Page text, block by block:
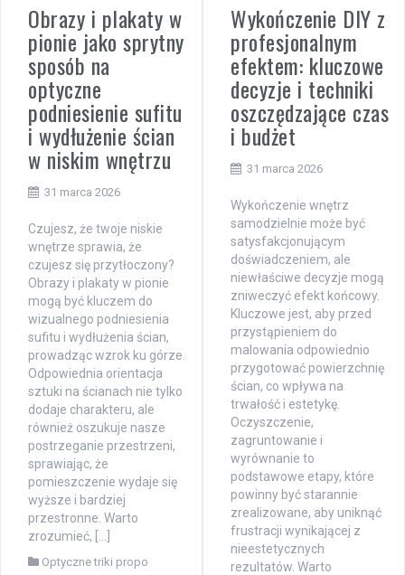
Obrazy i plakaty w
pionie jako sprytny
sposób na
optyczne
podniesienie sufitu
i wydłużenie ścian
w niskim wnętrzu
31 marca 2026
Czujesz, że twoje niskie
wnętrze sprawia, że
czujesz się przytłoczony?
Obrazy i plakaty w pionie
mogą być kluczem do
wizualnego podniesienia
sufitu i wydłużenia ścian,
prowadząc wzrok ku górze.
Odpowiednia orientacja
sztuki na ścianach nie tylko
dodaje charakteru, ale
również oszukuje nasze
postrzeganie przestrzeni,
sprawiając, że
pomieszczenie wydaje się
wyższe i bardziej
przestronne. Warto
zrozumieć, […]
Optyczne triki propo
Wykończenie DIY z
profesjonalnym
efektem: kluczowe
decyzje i techniki
oszczędzające czas
i budżet
31 marca 2026
Wykończenie wnętrz
samodzielnie może być
satysfakcjonującym
doświadczeniem, ale
niewłaściwe decyzje mogą
zniweczyć efekt końcowy.
Kluczowe jest, aby przed
przystąpieniem do
malowania odpowiednio
przygotować powierzchnię
ścian, co wpływa na
trwałość i estetykę.
Oczyszczenie,
zagruntowanie i
wyrównanie to
podstawowe etapy, które
powinny być starannie
zrealizowane, aby uniknąć
frustracji wynikającej z
nieestetycznych
rezultatów. Warto